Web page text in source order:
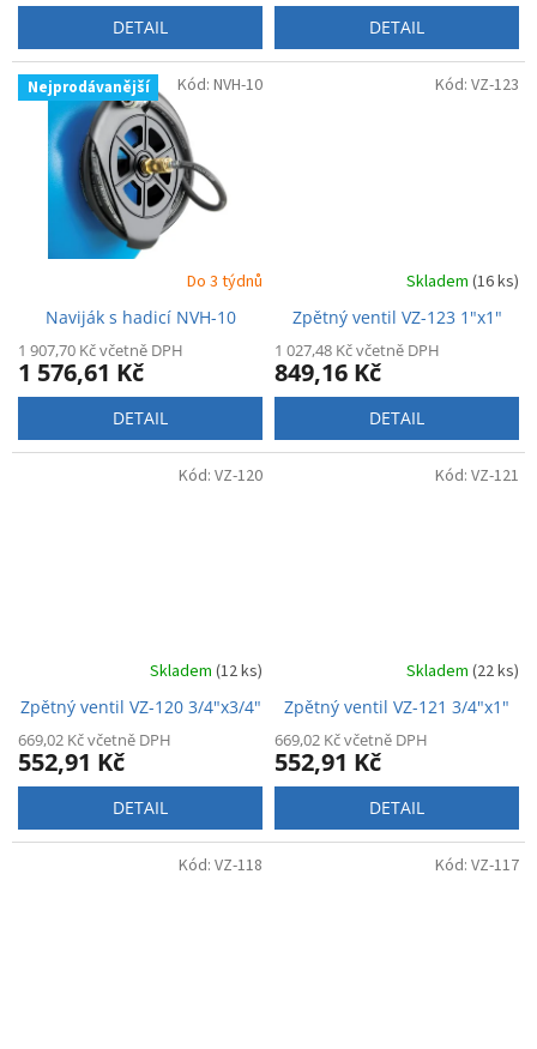
DETAIL DETAIL
Nejprodávanější
Do 3 týdnů
Naviják s hadicí NVH-10
1 907,70 Kč včetně DPH
1 576,61 Kč
DETAIL
Kód: NVH-10
Skladem (16 ks)
Zpětný ventil VZ-123 1"x1"
1 027,48 Kč včetně DPH
849,16 Kč
DETAIL
Kód: VZ-123
Skladem (12 ks)
Zpětný ventil VZ-120 3/4"x3/4"
669,02 Kč včetně DPH
552,91 Kč
DETAIL
Kód: VZ-120
Skladem (22 ks)
Zpětný ventil VZ-121 3/4"x1"
669,02 Kč včetně DPH
552,91 Kč
DETAIL
Kód: VZ-121
Kód: VZ-118 Kód: VZ-117